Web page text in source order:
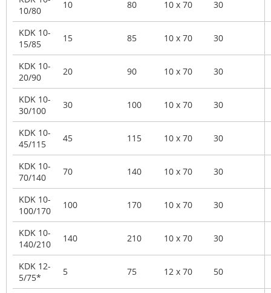
10/80
10 80 10 x 70 30
KDK 10-
15/85
15 85 10 x 70 30
KDK 10-
20/90
20 90 10 x 70 30
KDK 10-
30/100
30 100 10 x 70 30
KDK 10-
45/115
45 115 10 x 70 30
KDK 10-
70/140
70 140 10 x 70 30
KDK 10-
100/170
100 170 10 x 70 30
KDK 10-
140/210
140 210 10 x 70 30
KDK 12-
5/75*
5 75 12 x 70 50